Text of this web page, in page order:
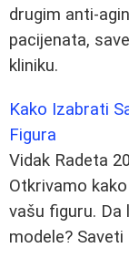
drugim anti-
pacijenata,
kliniku.
Kako Izabrati
Figura
Vidak Radeta
Otkrivamo
vašu figuru.
modele?